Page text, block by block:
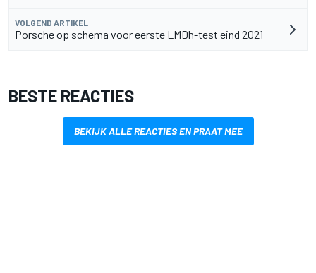
VOLGEND ARTIKEL
Porsche op schema voor eerste LMDh-test eind 2021
BESTE REACTIES
BEKIJK ALLE REACTIES EN PRAAT MEE